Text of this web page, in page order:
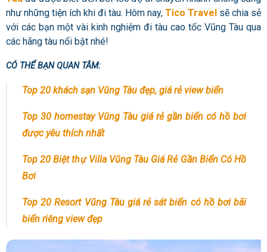
như những tiện ích khi đi tàu. Hôm nay, Tico Travel sẽ chia sẻ
với các bạn một vài kinh nghiệm đi tàu cao tốc Vũng Tàu qua
các hãng tàu nổi bật nhé!
CÓ THỂ BẠN QUAN TÂM:
Top 20 khách sạn Vũng Tàu đẹp, giá rẻ view biển
Top 30 homestay Vũng Tàu giá rẻ gần biển có hồ bơi
được yêu thích nhất
Top 20 Biệt thự Villa Vũng Tàu Giá Rẻ Gần Biển Có Hồ
Bơi
Top 20 Resort Vũng Tàu giá rẻ sát biển có hồ bơi bãi
biển riêng view đẹp